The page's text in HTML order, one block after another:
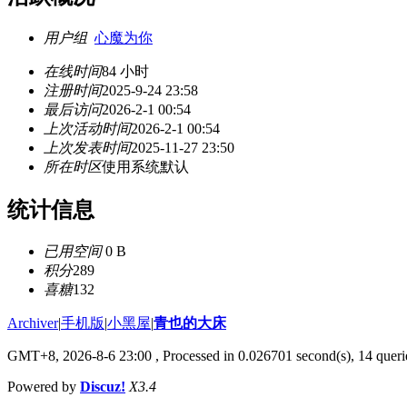
用户组 心魔为你
在线时间84 小时
注册时间2025-9-24 23:58
最后访问2026-2-1 00:54
上次活动时间2026-2-1 00:54
上次发表时间2025-11-27 23:50
所在时区使用系统默认
统计信息
已用空间0 B
积分289
喜糖132
Archiver|手机版|小黑屋|青也的大床
GMT+8, 2026-8-6 23:00 , Processed in 0.026701 second(s), 14
Powered by Discuz! X3.4